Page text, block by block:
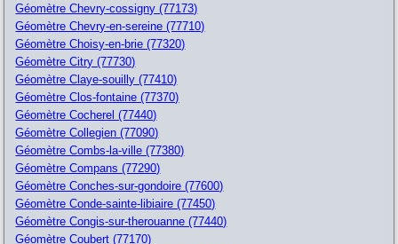
Géomètre Chevry-cossigny (77173)
Géomètre Chevry-en-sereine (77710)
Géomètre Choisy-en-brie (77320)
Géomètre Citry (77730)
Géomètre Claye-souilly (77410)
Géomètre Clos-fontaine (77370)
Géomètre Cocherel (77440)
Géomètre Collegien (77090)
Géomètre Combs-la-ville (77380)
Géomètre Compans (77290)
Géomètre Conches-sur-gondoire (77600)
Géomètre Conde-sainte-libiaire (77450)
Géomètre Congis-sur-therouanne (77440)
Géomètre Coubert (77170)